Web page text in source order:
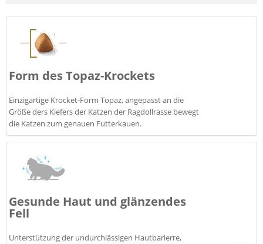
Form des Topaz-Krockets
Einzigartige Krocket-Form Topaz, angepasst an die
Größe ders Kiefers der Katzen der Ragdollrasse bewegt
die Katzen zum genauen Futterkauen.
Gesunde Haut und glänzendes
Fell
Unterstützung der undurchlässigen Hautbarierre,